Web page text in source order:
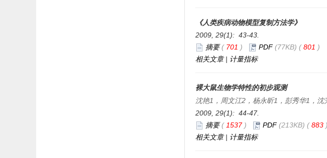
《人类疾病动物模型复制方法学》
2009, 29(1): 43-43.
摘要( 701 ) PDF(77KB) (801 )
相关文章| 计量指标
裸大鼠生物学特性的初步观测
沈艳1，周文江2，杨永昕1，彭秀华1，沈
2009, 29(1): 44-47.
摘要( 1537) PDF(213KB) (883
相关文章| 计量指标